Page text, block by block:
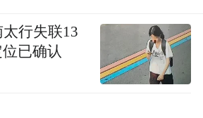
行失联13
已确认